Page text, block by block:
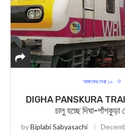
আজকের সেরা ১০
DIGHA PANSKURA
চালু হচ্ছে দিঘা-পাঁশকুড়া
byBiplabi Sabyasachi